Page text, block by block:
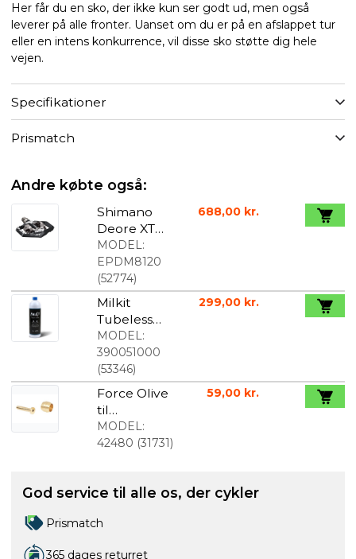
Her får du en sko, der ikke kun ser godt ud, men også
leverer på alle fronter. Uanset om du er på en afslappet tur
eller en intens konkurrence, vil disse sko støtte dig hele
vejen.
Specifikationer
Prismatch
Andre købte også:
Shimano
Deore XT
PD-M8120
Pedal til
SPD
MODEL:
EPDM8120
(52774)
688,00 kr.
Milkit
Tubeless
Sealant
1000 ml
MODEL:
390051000
(53346)
299,00 kr.
Force Olive
til
hydrauliske
Shimano
MODEL:
42480 (31731)
59,00 kr.
God service til alle os, der cykler
Prismatch
365 dages returret